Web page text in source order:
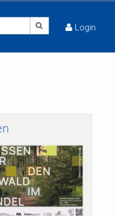
Login